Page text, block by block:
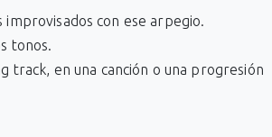
con ese arpegio.
tonos.
track, en una canción o una progresión